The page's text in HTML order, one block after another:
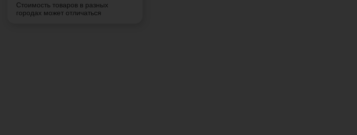
Стоимость товаров в разных
городах может отличаться